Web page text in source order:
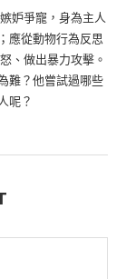
妒爭寵，身為主人
應從動物行為反思
、做出暴力攻擊。
難？他嘗試過哪些
呢？